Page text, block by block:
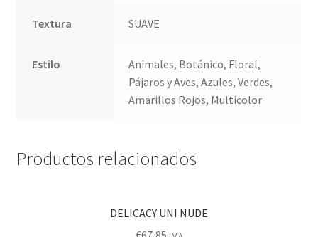
Textura SUAVE
Estilo
Animales, Botánico, Floral,
Pájaros y Aves, Azules, Verdes,
Amarillos Rojos, Multicolor
Productos relacionados
DELICACY UNI NUDE